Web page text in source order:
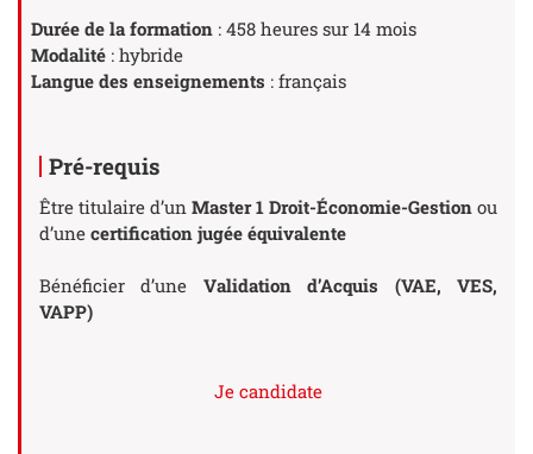
Durée de la formation : 458 heures sur 14 mois
Modalité : hybride
Langue des enseignements : français
Pré-requis
Être titulaire d’un Master 1 Droit-Économie-Gestion ou
d’une certification jugée équivalente
Bénéficier d’une Validation d’Acquis (VAE, VES,
VAPP)
Je candidate